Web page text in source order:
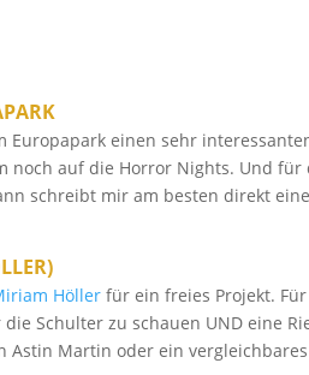
Europapark einen sehr
noch auf die Horror Nights. Und
schreibt mir am besten direkt
Höller für ein freies Projekt.
Schulter zu schauen UND eine
Astin Martin oder ein